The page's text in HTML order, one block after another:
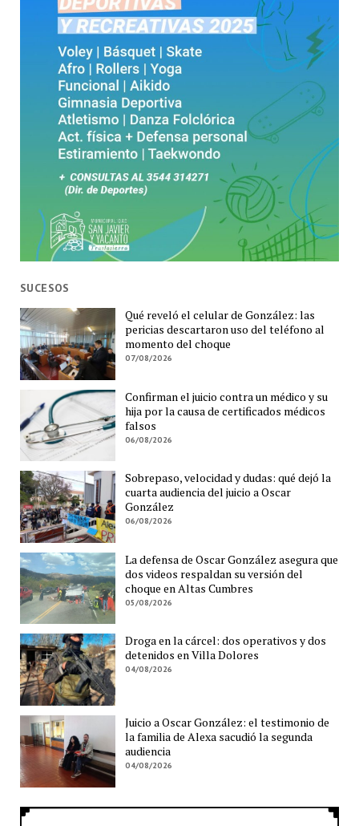
SUCESOS
Qué reveló el celular de González: las
pericias descartaron uso del teléfono al
momento del choque
07/08/2026
Confirman el juicio contra un médico y su
hija por la causa de certificados médicos
falsos
06/08/2026
Sobrepaso, velocidad y dudas: qué dejó la
cuarta audiencia del juicio a Oscar
González
06/08/2026
La defensa de Oscar González asegura que
dos videos respaldan su versión del
choque en Altas Cumbres
05/08/2026
Droga en la cárcel: dos operativos y dos
detenidos en Villa Dolores
04/08/2026
Juicio a Oscar González: el testimonio de
la familia de Alexa sacudió la segunda
audiencia
04/08/2026